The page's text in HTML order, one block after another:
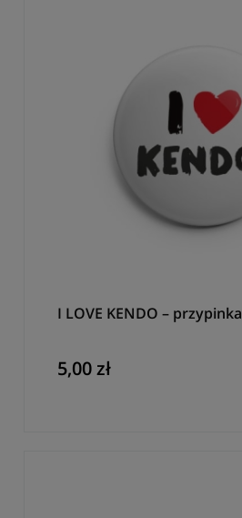
I LOVE KENDO – przypinka
5,00 zł